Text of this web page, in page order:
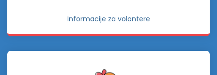
Informacije za volontere